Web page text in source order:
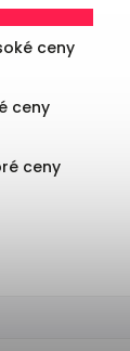
ceny
ceny
ceny